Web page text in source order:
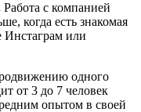
Работа с компанией
когда есть знакомая
Инстаграм или
одного
от 3 до 7 человек
опытом в своей